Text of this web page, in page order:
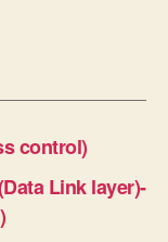
control)
Link layer)-